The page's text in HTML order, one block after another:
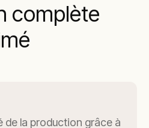
complète
de la production grâce à